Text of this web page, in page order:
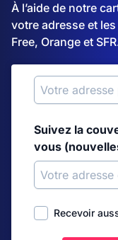
À l’aide de notre
votre adresse et
Free, Orange et
Suivez la
vous
Recevoir